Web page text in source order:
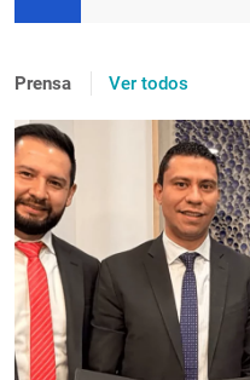
Prensa Ver todos